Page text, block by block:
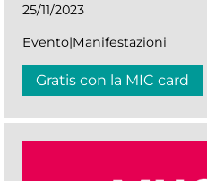
25/11/2023
Evento|Manifestazioni
Gratis con la MIC card